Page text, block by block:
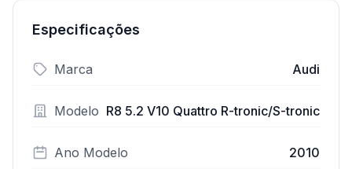
Especificações
Marca Audi
Modelo R8 5.2 V10 Quattro R-tronic/S-tronic
Ano Modelo 2010